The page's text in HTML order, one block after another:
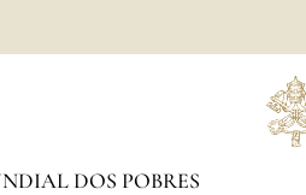
DOS POBRES